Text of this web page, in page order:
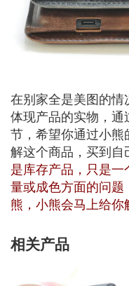
在别家全是美图的
体现产品的实物，通
节，希望你通过小熊
解这个商品，买到自
是库存产品，只是
量或成色方面的问
熊，小熊会马上给你
相关产品